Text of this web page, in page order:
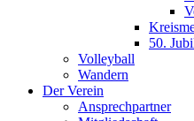
50.
Volleyball
Wandern
Der Verein
Ansprechpartner